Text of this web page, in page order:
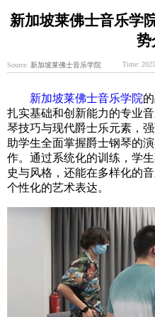
新加坡莱佛士音乐学
势
Source: 新加坡莱佛士音乐学院 Time:
新加坡莱佛士音乐学院
扎实基础和创新能力的专业
琴技巧与现代爵士乐元素，
助学生全面掌握爵士钢琴的
作。通过系统化的训练，学
史与风格，还能在多样化的
个性化的艺术表达。